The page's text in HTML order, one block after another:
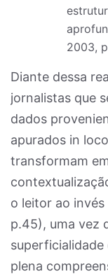
2003,
Diante dessa
jornalistas que
dados
apurados in
transformam
o leitor ao invés
p.45), uma vez
plena